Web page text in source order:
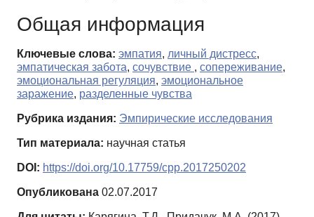
Общая информация
Ключевые слова: эмпатия, личный дистресс,
эмпатическая забота, сочувствие , сопереживание,
эмоциональная регуляция, эмоциональное
заражение, разделенные чувства
Рубрика издания: Эмпирические исследования
Тип материала: научная статья
DOI: https://doi.org/10.17759/cpp.2017250202
Опубликована 02.07.2017